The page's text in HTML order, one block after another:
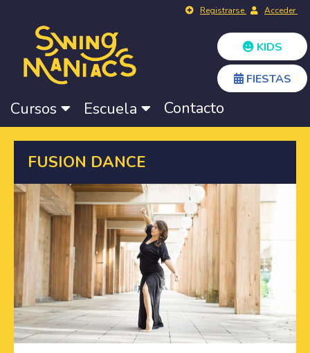
Registrarse Acceder
KIDS
FIESTAS
Cursos Escuela Contacto
FUSION DANCE